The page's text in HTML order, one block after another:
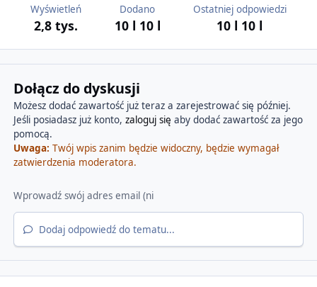
Wyświetleń
2,8 tys.
Dodano
10 l 10 l
Ostatniej odpowiedzi
10 l 10 l
Dołącz do dyskusji
Możesz dodać zawartość już teraz a zarejestrować się później.
Jeśli posiadasz już konto, zaloguj się aby dodać zawartość za jego
pomocą.
Uwaga: Twój wpis zanim będzie widoczny, będzie wymagał
zatwierdzenia moderatora.
Dodaj odpowiedź do tematu...